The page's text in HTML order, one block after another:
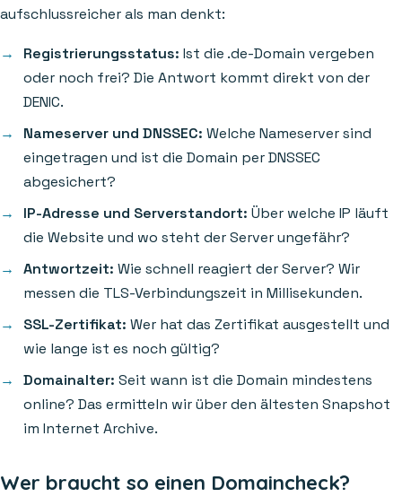
aufschlussreicher als man denkt:
Registrierungsstatus: Ist die .de-Domain vergeben
oder noch frei? Die Antwort kommt direkt von der
DENIC.
Nameserver und DNSSEC: Welche Nameserver sind
eingetragen und ist die Domain per DNSSEC
abgesichert?
IP-Adresse und Serverstandort: Über welche IP läuft
die Website und wo steht der Server ungefähr?
Antwortzeit: Wie schnell reagiert der Server? Wir
messen die TLS-Verbindungszeit in Millisekunden.
SSL-Zertifikat: Wer hat das Zertifikat ausgestellt und
wie lange ist es noch gültig?
Domainalter: Seit wann ist die Domain mindestens
online? Das ermitteln wir über den ältesten Snapshot
im Internet Archive.
Wer braucht so einen Domaincheck?